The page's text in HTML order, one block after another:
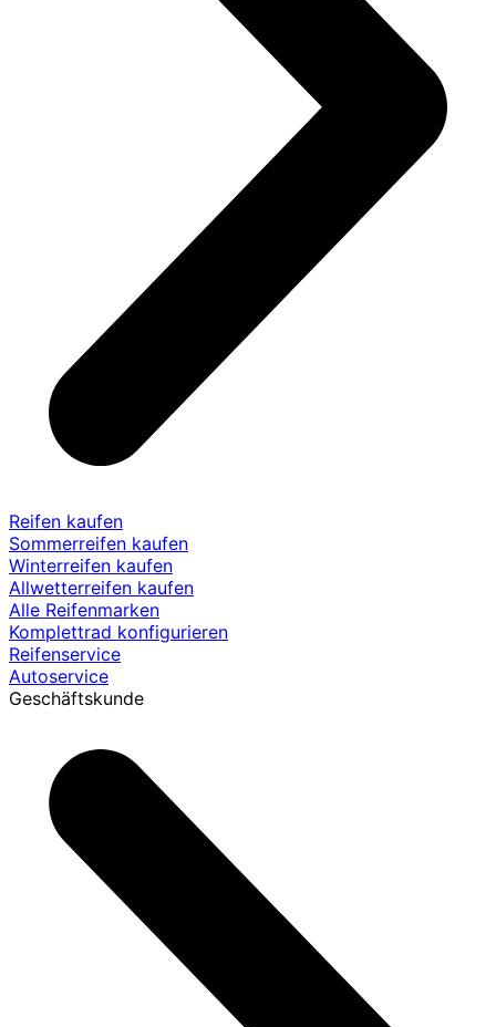
Reifen kaufen
Sommerreifen kaufen
Winterreifen kaufen
Allwetterreifen kaufen
Alle Reifenmarken
Komplettrad konfigurieren
Reifenservice
Autoservice
Geschäftskunde